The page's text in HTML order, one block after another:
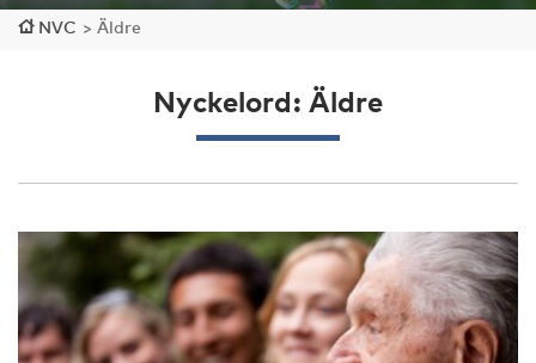
NVC > Äldre
Nyckelord: Äldre